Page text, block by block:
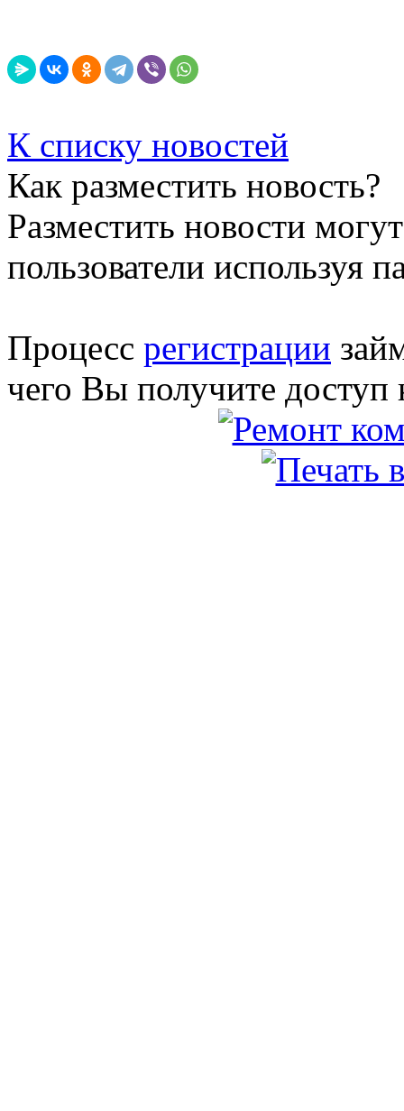
К списку новостей
Как разместить новость?
Разместить новости
пользователи используя
Процесс регистрации
чего Вы получите доступ